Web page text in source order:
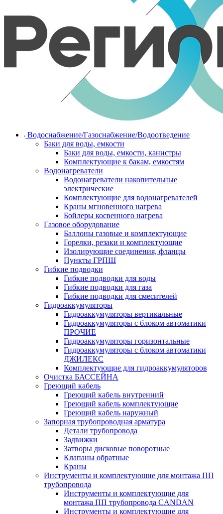
Водоснабжение/Газоснабжение/Водоотведение
Баки для воды, емкости
Баки для воды, емкости, канистры
Комплектующие к бакам, емкостям
Водонагреватели
Водонагреватели накопительные
электрические
Комплектующие для водонагревателей
Краны мгновенного нагрева
Бойлеры косвенного нагрева
Газовое оборудование
Баллоны газовые и комплектующие
Горелки, резаки и комплектующие
Изолирующие соединения, фланцы
Пункты ГРПШ
Гибкие подводки
Гибкие подводки для воды
Гибкие подводки для газа
Гибкие подводки для смесителей
Гидроаккумуляторы
Гидроаккумуляторы вертикальные
Гидроаккумуляторы с блоком автоматики
ПРОЧИЕ
Гидроаккумуляторы горизонтальные
Гидроаккумуляторы с блоком автоматики
ДЖИЛЕКС
Комплектующие для гидроаккумуляторов
Очистка БАССЕЙНА
Греющий кабель
Греющий кабель внутренний
Греющий кабель комплектующие
Греющий кабель наружный
Запорная трубопроводная арматура
Детали трубопровода
Задвижки
Затворы дисковые поворотные
Клапаны обратные
Краны
Инструменты и комплектующие для монтажа ПП
трубопровода
Инструменты и комплектующие для
монтажа ПП трубопровода CANDAN
Инструменты и комплектующие для